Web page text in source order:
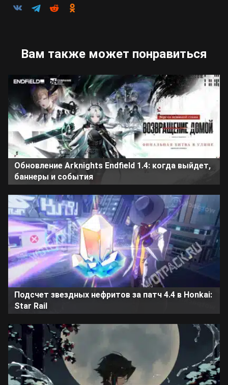
Вам также может понравиться
Обновление Arknights Endfield 1.4: когда выйдет,
баннеры и события
Подсчет звездных нефритов за патч 4.4 в Honkai:
Star Rail